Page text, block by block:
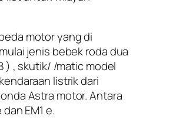
motor yang di
jenis bebek roda dua
) , skutik/ /matic model
listrik dari
Astra motor. Antara
EM1 e.